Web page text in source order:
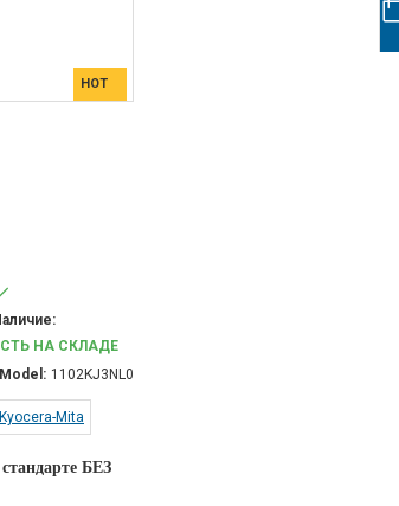
HOT
НА СКЛАДЕ
Model: 1102KJ3NL0
Kyocera-Mita
БЕЗ